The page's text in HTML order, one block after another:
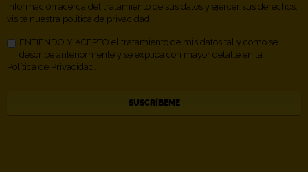
información acerca del tratamiento de sus datos y ejercer sus derechos,
visite nuestra política de privacidad.
ENTIENDO Y ACEPTO el tratamiento de mis datos tal y como se
describe anteriormente y se explica con mayor detalle en la
Política de Privacidad.